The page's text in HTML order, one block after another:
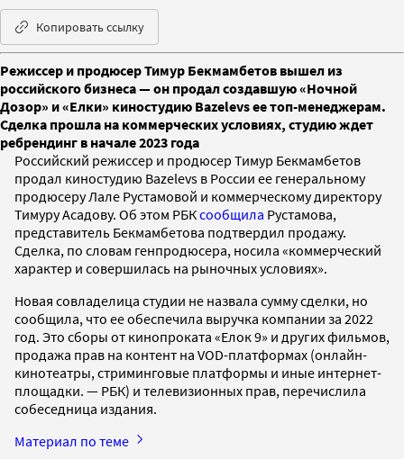
Копировать ссылку
Режиссер и продюсер Тимур Бекмамбетов вышел из
российского бизнеса — он продал создавшую «Ночной
Дозор» и «Елки» киностудию Bazelevs ее топ-менеджерам.
Сделка прошла на коммерческих условиях, студию ждет
ребрендинг в начале 2023 года
Российский режиссер и продюсер Тимур Бекмамбетов
продал киностудию Bazelevs в России ее генеральному
продюсеру Лале Рустамовой и коммерческому директору
Тимуру Асадову. Об этом РБКсообщила Рустамова,
представитель Бекмамбетова подтвердил продажу.
Сделка, по словам генпродюсера, носила «коммерческий
характер и совершилась на рыночных условиях».
Новая совладелица студии не назвала сумму сделки, но
сообщила, что ее обеспечила выручка компании за 2022
год. Это сборы от кинопроката «Елок 9» и других фильмов,
продажа прав на контент на VOD-платформах (онлайн-
кинотеатры, стриминговые платформы и иные интернет-
площадки. — РБК) и телевизионных прав, перечислила
собеседница издания.
Материал по теме